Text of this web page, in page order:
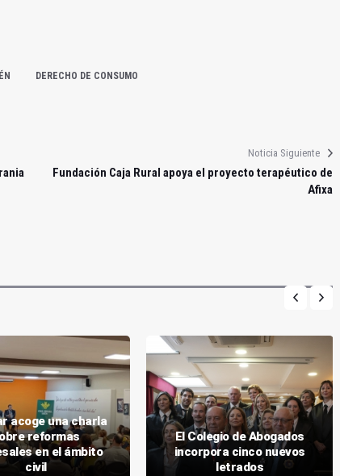
DERECHO DE CONSUMO
Noticia Siguiente
Fundación Caja Rural apoya el proyecto terapéutico de
Afixa
acoge una charla
reformas
en el ámbito
civil
El Colegio de Abogados
incorpora cinco nuevos
letrados